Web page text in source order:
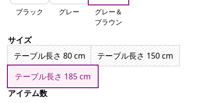
ブラック グレー
グレー＆
ブラウン
サイズ
テーブル長さ 80 cm
テーブル長さ 150 cm
テーブル長さ 185 cm
アイテム数